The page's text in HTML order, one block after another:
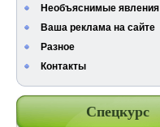
Необъяснимые явления
Ваша реклама на сайте
Разное
Контакты
Спецкурс